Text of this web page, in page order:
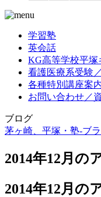
学習塾
英会話
KG高等学校平塚
看護医療系受験
各種特別講座案
お問い合わせ／
ブログ
茅ヶ崎、平塚・塾-ブ
2014年12月の
2014年12月の